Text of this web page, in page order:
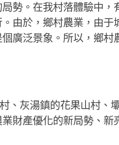
勢。在我村落體驗中，
由於，鄉村農業，由
廣泛景象。所以，鄉
、灰湯鎮的花果山村、
財產優化的新局勢、新